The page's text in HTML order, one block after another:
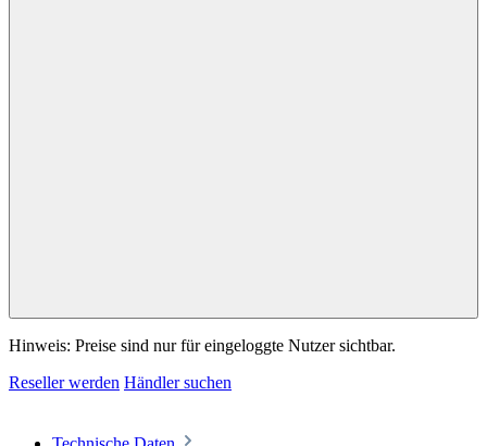
Datenblatt kurze Version (DE) herunterladen
Datenblatt ausführliche Version (DE) herunterladen
Hersteller